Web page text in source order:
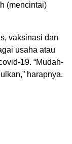
(mencintai)
vaksinasi dan
usaha atau
19. “Mudah-
harapnya.